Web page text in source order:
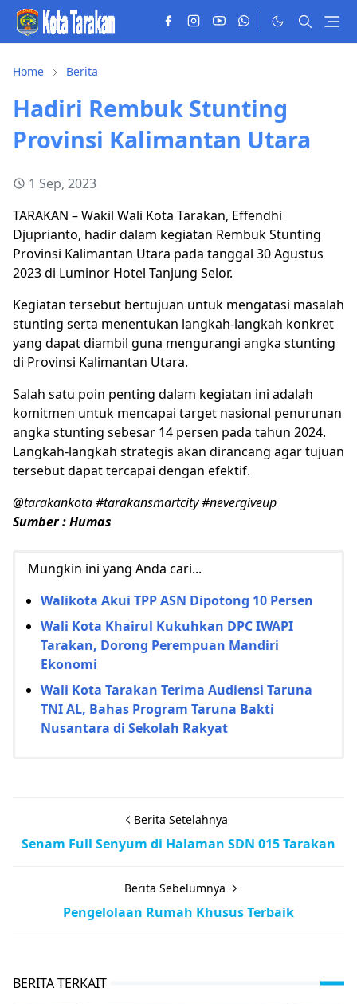
Home Berita
Hadiri Rembuk Stunting
Provinsi Kalimantan Utara
1 Sep, 2023
TARAKAN – Wakil Wali Kota Tarakan, Effendhi
Djuprianto, hadir dalam kegiatan Rembuk Stunting
Provinsi Kalimantan Utara pada tanggal 30 Agustus
2023 di Luminor Hotel Tanjung Selor.
Kegiatan tersebut bertujuan untuk mengatasi masalah
stunting serta menentukan langkah-langkah konkret
yang dapat diambil guna mengurangi angka stunting
di Provinsi Kalimantan Utara.
Salah satu poin penting dalam kegiatan ini adalah
komitmen untuk mencapai target nasional penurunan
angka stunting sebesar 14 persen pada tahun 2024.
Langkah-langkah strategis akan dirancang agar tujuan
tersebut dapat tercapai dengan efektif.
@tarakankota #tarakansmartcity #nevergiveup
Sumber : Humas
Mungkin ini yang Anda cari...
Walikota Akui TPP ASN Dipotong 10 Persen
Wali Kota Khairul Kukuhkan DPC IWAPI
Tarakan, Dorong Perempuan Mandiri
Ekonomi
Wali Kota Tarakan Terima Audiensi Taruna
TNI AL, Bahas Program Taruna Bakti
Nusantara di Sekolah Rakyat
Berita Setelahnya
Senam Full Senyum di Halaman SDN 015 Tarakan
Berita Sebelumnya
Pengelolaan Rumah Khusus Terbaik
BERITA TERKAIT